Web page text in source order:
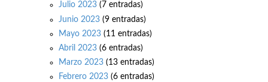
Julio 2023 (7 entradas)
Junio 2023 (9 entradas)
Mayo 2023 (11 entradas)
Abril 2023 (6 entradas)
Marzo 2023 (13 entradas)
Febrero 2023 (6 entradas)